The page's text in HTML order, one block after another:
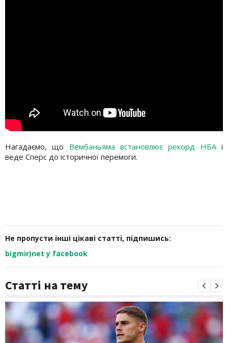
Нагадаємо, що Вембаньяма встановлює рекорд НБАі
веде Сперс до історичної перемоги.
Не пропусти інші цікаві статті, підпишись:
bigmir)net у facebook
Статті на тему